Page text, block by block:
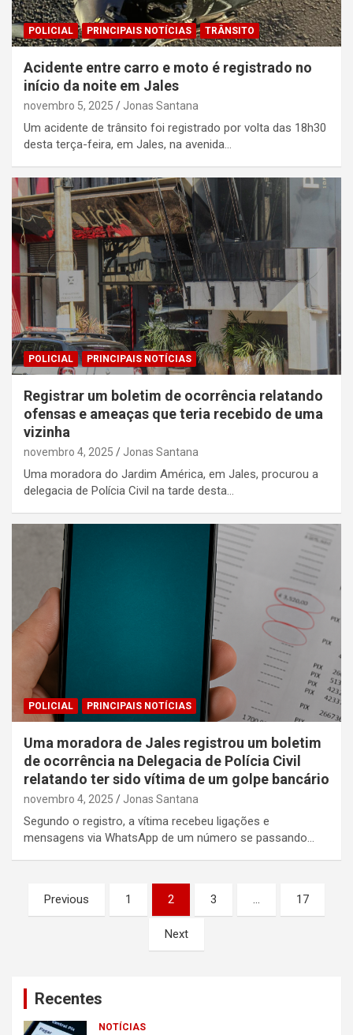
POLICIAL PRINCIPAIS NOTÍCIAS TRÂNSITO
Acidente entre carro e moto é registrado no
início da noite em Jales
novembro 5, 2025 Jonas Santana
Um acidente de trânsito foi registrado por volta das 18h30
desta terça-feira, em Jales, na avenida…
POLICIAL PRINCIPAIS NOTÍCIAS
Registrar um boletim de ocorrência relatando
ofensas e ameaças que teria recebido de uma
vizinha
novembro 4, 2025 Jonas Santana
Uma moradora do Jardim América, em Jales, procurou a
delegacia de Polícia Civil na tarde desta…
POLICIAL PRINCIPAIS NOTÍCIAS
Uma moradora de Jales registrou um boletim
de ocorrência na Delegacia de Polícia Civil
relatando ter sido vítima de um golpe bancário
novembro 4, 2025 Jonas Santana
Segundo o registro, a vítima recebeu ligações e
mensagens via WhatsApp de um número se passando…
Paginação
de
Previous 1 2 3 … 17
Next
Recentes
NOTÍCIAS